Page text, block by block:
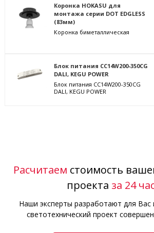
Коронка HOKASU для
монтажа серии DOT EDGLESS
(83мм)
Коронка биметаллическая
Блок питания CC14W200-350CG
DALI, KEGU POWER
Блок питания CC14W200-350CG
DALI, KEGU POWER
Расчитаем стоимость
проекта за 24
Наши эксперты разработают для Вас
светотехнический проект